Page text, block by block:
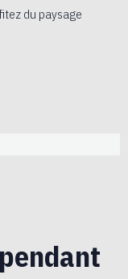
du paysage